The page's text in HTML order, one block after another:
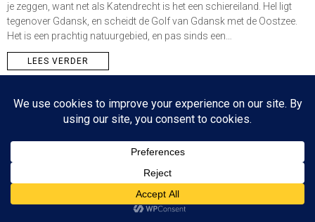
je zeggen, want net als Katendrecht is het een schiereiland. Hel ligt
tegenover Gdansk, en scheidt de Golf van Gdansk met de Oostzee.
Het is een prachtig natuurgebied, en pas sinds een…
LEES VERDER
Since 2003 © All Rights Reserved | Foto's Robbert Baruch tenzij anders vermeld
NIEUWSBRIEF CONTACT
BOVEN